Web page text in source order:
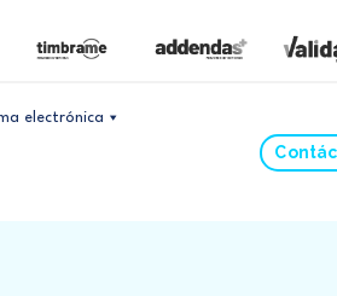
electrónica